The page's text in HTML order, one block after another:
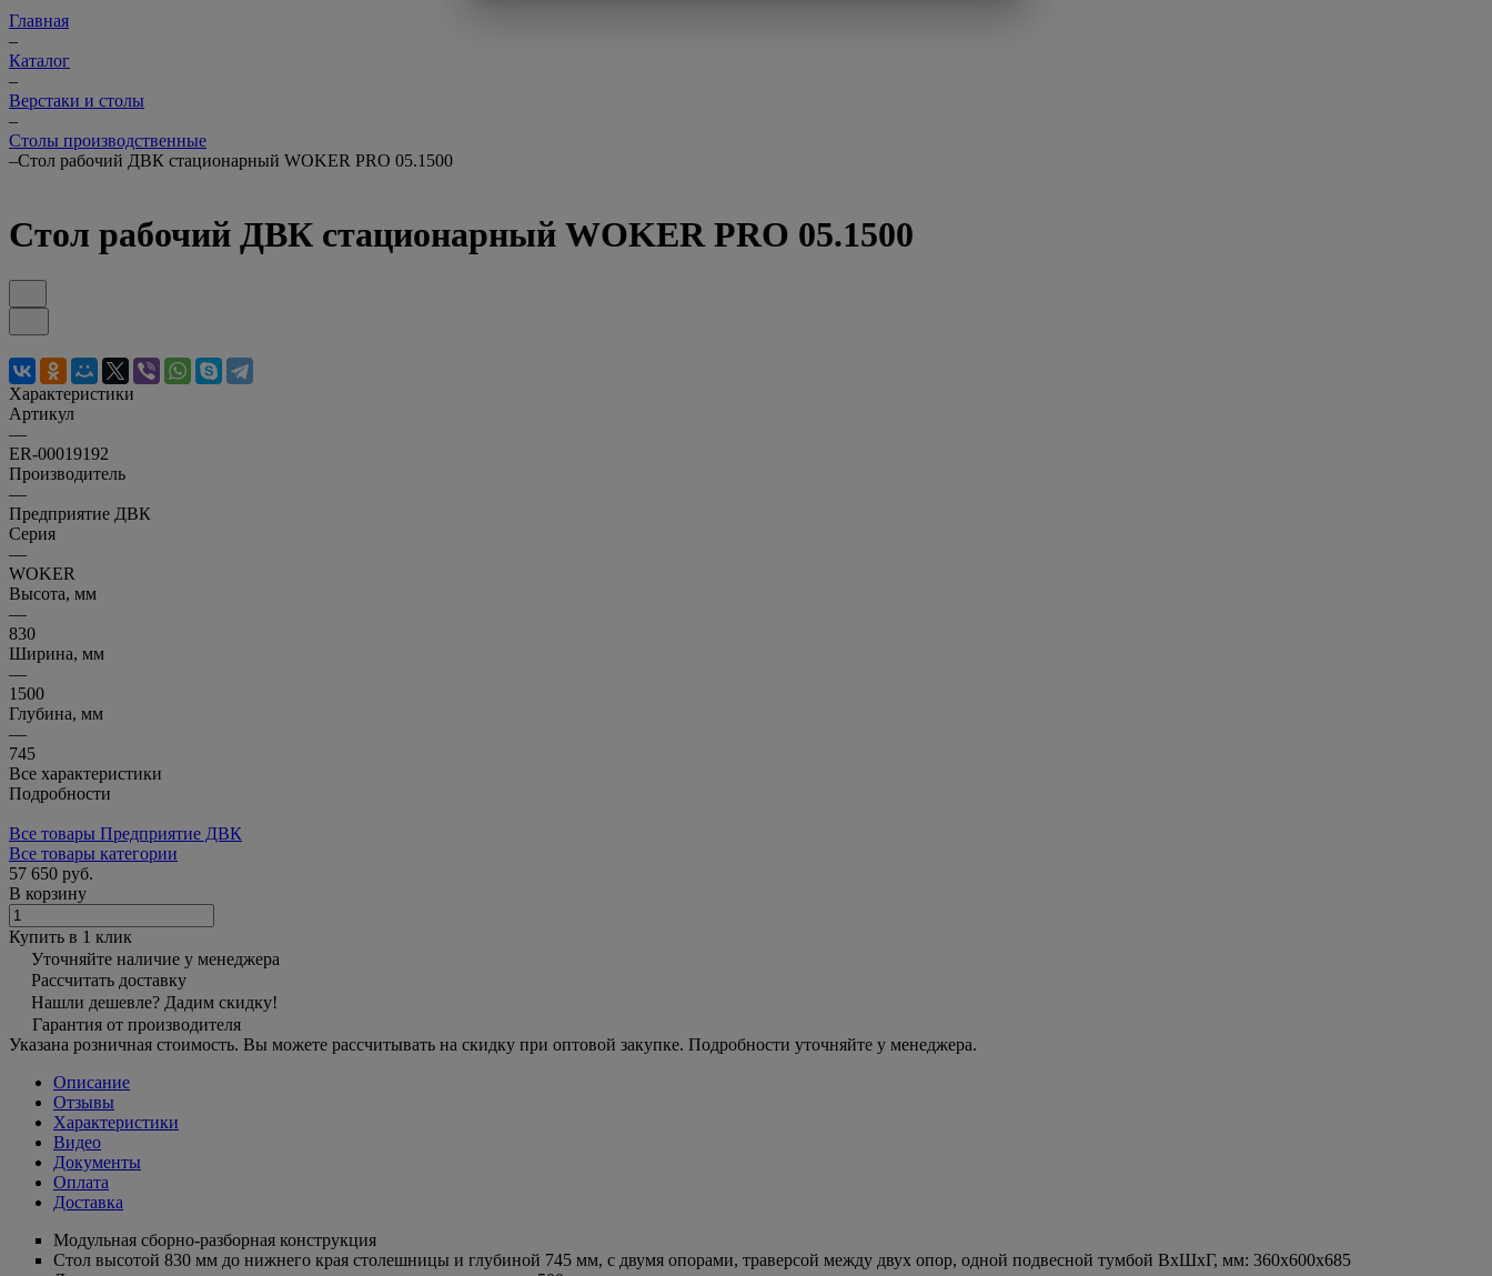
Главная
–
Каталог
–
Верстаки и столы
–
Столы производственные
–Стол рабочий ДВК стационарный WOKER PRO 05.1500
Стол рабочий ДВК стационарный WOKER PRO 05.1500
Характеристики
Артикул
—
ER-00019192
Производитель
—
Предприятие ДВК
Серия
—
WOKER
Высота, мм
—
830
Ширина, мм
—
1500
Глубина, мм
—
745
Все характеристики
Подробности
Все товары Предприятие ДВК
Все товары категории
57 650 руб.
В корзину
Купить в 1 клик
Уточняйте наличие у менеджера
Рассчитать доставку
Нашли дешевле? Дадим скидку!
Гарантия от производителя
Указана розничная стоимость. Вы можете рассчитывать на скидку при оптовой закупке. Подробности уточняйте у менеджера.
Описание
Отзывы
Характеристики
Видео
Документы
Оплата
Доставка
Модульная сборно-разборная конструкция
Стол высотой 830 мм до нижнего края столешницы и глубиной 745 мм, с двумя опорами, траверсой между двух опор, одной подвесной тумбой ВхШхГ, мм: 360х600х685